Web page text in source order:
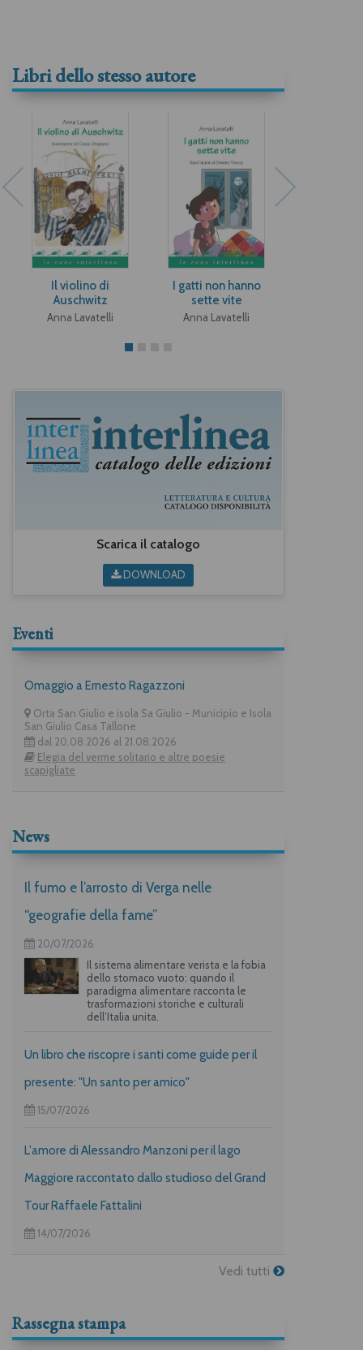
Libri dello stesso autore
Il violino di
Auschwitz
Anna Lavatelli
I gatti non hanno
sette vite
Anna Lavatelli
Scarica il catalogo
DOWNLOAD
Eventi
Omaggio a Ernesto Ragazzoni
Orta San Giulio e isola Sa Giulio - Municipio e Isola
San Giulio Casa Tallone
dal 20.08.2026 al 21.08.2026
Elegia del verme solitario e altre poesie
scapigliate
News
Il fumo e l’arrosto di Verga nelle
“geografie della fame”
20/07/2026
Il sistema alimentare verista e la fobia
dello stomaco vuoto: quando il
paradigma alimentare racconta le
trasformazioni storiche e culturali
dell’Italia unita.
Un libro che riscopre i santi come guide per il
presente: "Un santo per amico"
15/07/2026
L'amore di Alessandro Manzoni per il lago
Maggiore raccontato dallo studioso del Grand
Tour Raffaele Fattalini
14/07/2026
Vedi tutti
Rassegna stampa